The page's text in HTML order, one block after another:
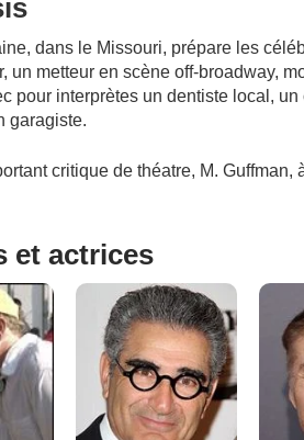
dans le Missouri, prépare les
un metteur en scène off-broadway,
pour interprètes un dentiste local,
garagiste.
critique de théatre, M. Guffman,
et actrices